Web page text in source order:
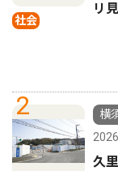
社会
リ
2
横
久